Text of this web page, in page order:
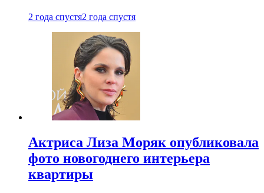
2 года спустя2 года спустя
Актриса Лиза Моряк опубликовала
фото новогоднего интерьера
квартиры